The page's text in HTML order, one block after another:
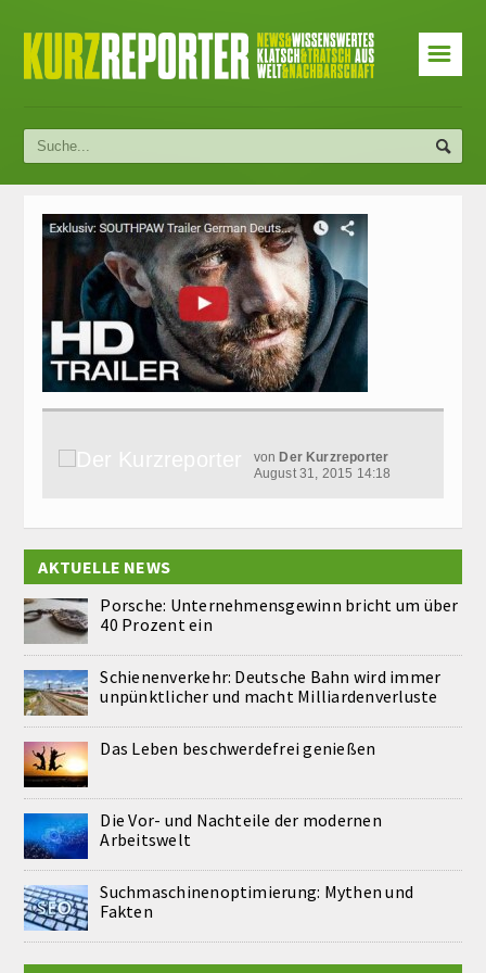
☰
von Der Kurzreporter
August 31, 2015 14:18
AKTUELLE NEWS
Porsche: Unternehmensgewinn bricht um über
40 Prozent ein
Schienenverkehr: Deutsche Bahn wird immer
unpünktlicher und macht Milliardenverluste
Das Leben beschwerdefrei genießen
Die Vor- und Nachteile der modernen
Arbeitswelt
Suchmaschinenoptimierung: Mythen und
Fakten